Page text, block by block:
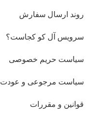
روند ارسال سفارش
سرویس آل کو کجاست؟
سیاست حریم خصوصی
سیاست مرجوعی و عودت
قوانین و مقررات